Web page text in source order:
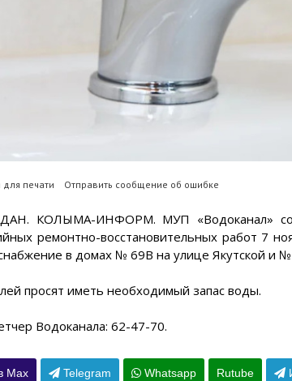
для печати Отправить сообщение об ошибке
КОЛЫМА-ИНФОРМ. МУП «Водоканал»
ремонтно-восстановительных работ 7
в домах № 69В на улице Якутской и №
просят иметь необходимый запас воды.
Водоканала: 62-47-70.
Max Telegram Whatsapp Rutube